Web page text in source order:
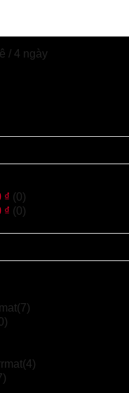
/ 4 ngày
₫ (0)
₫ (0)
(7)
(4)